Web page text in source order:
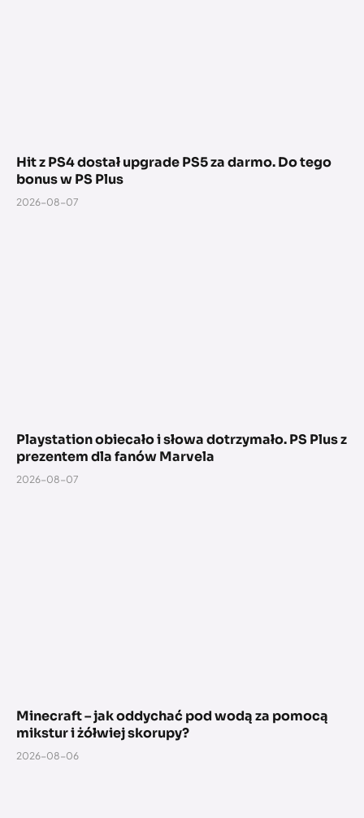
Hit z PS4 dostał upgrade PS5 za darmo. Do tego
bonus w PS Plus
2026-08-07
Playstation obiecało i słowa dotrzymało. PS Plus z
prezentem dla fanów Marvela
2026-08-07
Minecraft – jak oddychać pod wodą za pomocą
mikstur i żółwiej skorupy?
2026-08-06